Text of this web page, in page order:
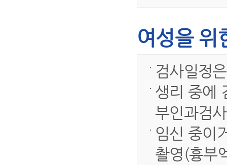
여성을 위
검사일정
생리 중에
부인과검
임신 중이
촬영(흉부